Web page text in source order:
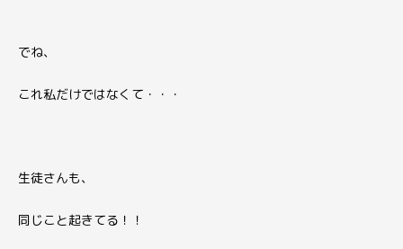
でね、
これ私だけではなくて・・・
生徒さんも、
同じこと起きてる！！